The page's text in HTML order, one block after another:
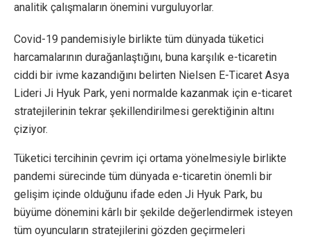
analitik çalışmaların önemini vurguluyorlar.
Covid-19 pandemisiyle birlikte tüm dünyada tüketici
harcamalarının durağanlaştığını, buna karşılık e-ticaretin
ciddi bir ivme kazandığını belirten Nielsen E-Ticaret Asya
Lideri Ji Hyuk Park, yeni normalde kazanmak için e-ticaret
stratejilerinin tekrar şekillendirilmesi gerektiğinin altını
çiziyor.
Tüketici tercihinin çevrim içi ortama yönelmesiyle birlikte
pandemi sürecinde tüm dünyada e-ticaretin önemli bir
gelişim içinde olduğunu ifade eden Ji Hyuk Park, bu
büyüme dönemini kârlı bir şekilde değerlendirmek isteyen
tüm oyuncuların stratejilerini gözden geçirmeleri